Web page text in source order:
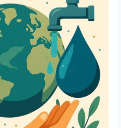
صرفه‌
مصرف
آب
خانه‌ی